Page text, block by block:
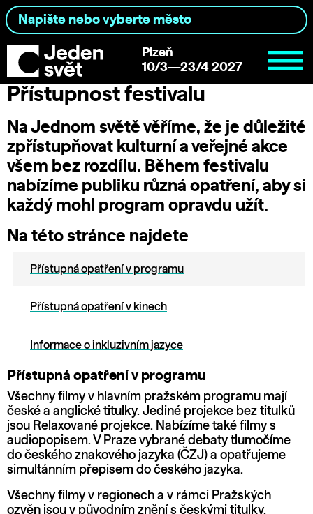
Plzeň
10/3—23/4 2027
Přístupnost festivalu
Na Jednom světě věříme, že je důležité
zpřístupňovat kulturní a veřejné akce
všem bez rozdílu. Během festivalu
nabízíme publiku různá opatření, aby si
každý mohl program opravdu užít.
Na této stránce najdete
Přístupná opatření v programu
Přístupná opatření v kinech
Informace o inkluzivním jazyce
Přístupná opatření v programu
Všechny filmy v hlavním pražském programu mají
české a anglické titulky. Jediné projekce bez titulků
jsou Relaxované projekce. Nabízíme také filmy s
audiopopisem. V Praze vybrané debaty tlumočíme
do českého znakového jazyka (ČZJ) a opatřujeme
simultánním přepisem do českého jazyka.
Všechny filmy v regionech a v rámci Pražských
ozvěn jsou v původním znění s českými titulky.